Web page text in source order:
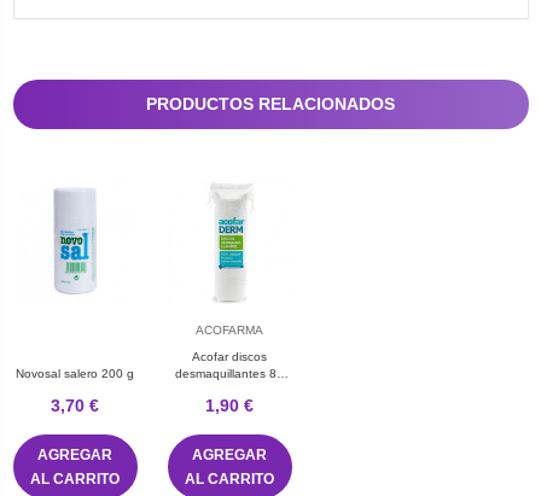
PRODUCTOS RELACIONADOS
Novosal salero 200 g
3,70 €
AGREGAR
AL CARRITO
ACOFARMA
Acofar discos
desmaquillantes 80
1,90 €
AGREGAR
AL CARRITO